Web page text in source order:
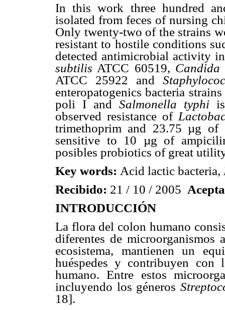
In this work three hundred
isolated from feces of nursing
Only twenty-two of the strains
resistant to hostile conditions
detected antimicrobial activity
subtilis ATCC 60519, Candida
ATCC 25922 and
enteropatogenics bacteria
poli I and Salmonella typhi
observed resistance of
trimethoprim and 23.75 µg of
sensitive to 10 µg of
posibles probiotics of great
Key words: Acid lactic bacteria,
Recibido: 21 / 10 / 2005
INTRODUCCIÓN
La flora del colon humano
diferentes de microorganismos
ecosistema, mantienen un
huéspedes y contribuyen con
humano. Entre estos
incluyendo los géneros
18].